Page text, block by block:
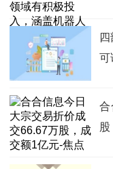
可
合